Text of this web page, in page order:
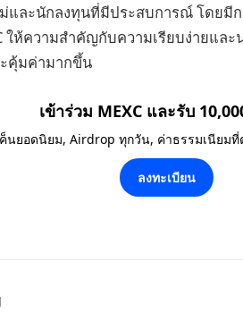
และนักลงทุนที่มีประสบการณ์ โดยมี
ให้ความสำคัญกับความเรียบง่ายแล
คุ้มค่ามากขึ้น
เข้าร่วม MEXC และรับ
ค็นยอดนิยม, Airdrop ทุกวัน, ค่าธรรมเนียม
ลงทะเบียน